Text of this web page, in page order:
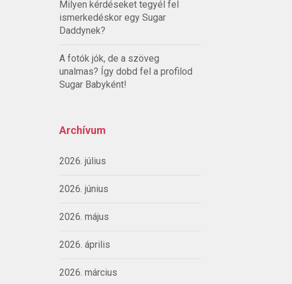
Milyen kérdéseket tegyél fel
ismerkedéskor egy Sugar
Daddynek?
A fotók jók, de a szöveg
unalmas? Így dobd fel a profilod
Sugar Babyként!
Archívum
2026. július
2026. június
2026. május
2026. április
2026. március